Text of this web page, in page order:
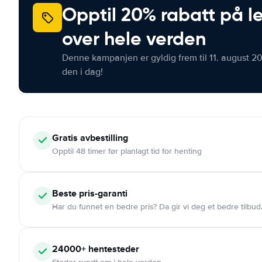
Opptil 20% rabatt på
over hele verden
Denne kampanjen er gyldig frem til 11. august
den i dag!
Gratis avbestilling
Opptil 48 timer før planlagt tid for henting
Beste pris-garanti
Har du funnet en bedre pris? Da gir vi deg et bedre tilbud.
24000+ hentesteder